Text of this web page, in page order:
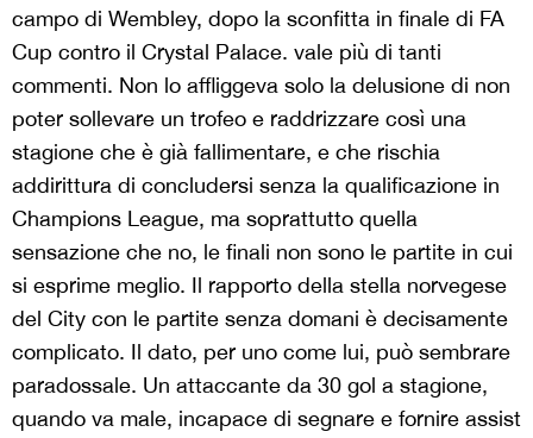
campo di Wembley, dopo la sconfitta in finale di FA
Cup contro il Crystal Palace. vale più di tanti
commenti. Non lo affliggeva solo la delusione di non
poter sollevare un trofeo e raddrizzare così una
stagione che è già fallimentare, e che rischia
addirittura di concludersi senza la qualificazione in
Champions League, ma soprattutto quella
sensazione che no, le finali non sono le partite in cui
si esprime meglio. Il rapporto della stella norvegese
del City con le partite senza domani è decisamente
complicato. Il dato, per uno come lui, può sembrare
paradossale. Un attaccante da 30 gol a stagione,
quando va male, incapace di segnare e fornire assist